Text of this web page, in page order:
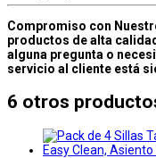
Compromiso con
productos de alta
alguna pregunta o
servicio al cliente está
6 otros